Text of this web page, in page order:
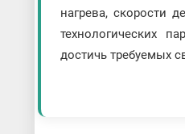
нагрева, скорости
технологических
достичь требуемых